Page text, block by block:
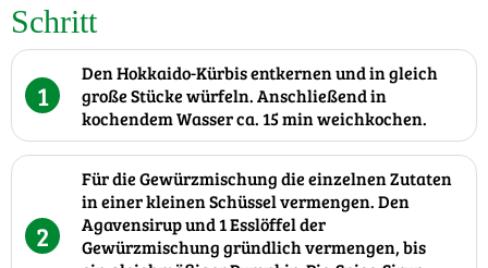
Schritt
1
Den Hokkaido-Kürbis entkernen und in gleich
große Stücke würfeln. Anschließend in
kochendem Wasser ca. 15 min weichkochen.
2
Für die Gewürzmischung die einzelnen Zutaten
in einer kleinen Schüssel vermengen. Den
Agavensirup und 1 Esslöffel der
Gewürzmischung gründlich vermengen, bis